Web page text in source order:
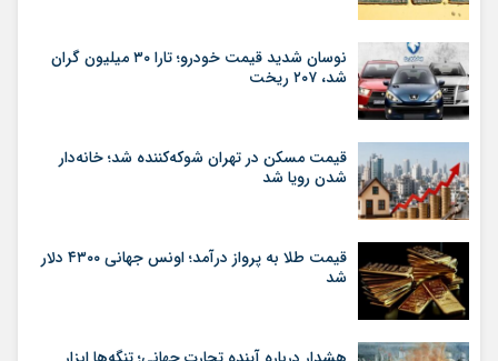
نوسان شدید قیمت خودرو؛ تارا ۳۰ میلیون گران
شد، ۲۰۷ ریخت
قیمت مسکن در تهران شوکه‌کننده شد؛ خانه‌دار
شدن رویا شد
قیمت طلا به پرواز درآمد؛ اونس جهانی ۴۳۰۰ دلار
شد